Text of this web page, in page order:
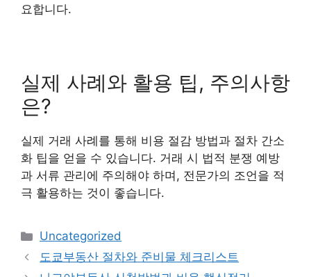
요합니다.
실제 사례와 활용 팁, 주의사항
은?
실제 거래 사례를 통해 비용 절감 방법과 절차 간소
화 팁을 얻을 수 있습니다. 거래 시 법적 분쟁 예방
과 서류 관리에 주의해야 하며, 전문가의 조언을 적
극 활용하는 것이 좋습니다.
카
테
Uncategorized
도쿄부동산 절차와 준비물 체크리스트